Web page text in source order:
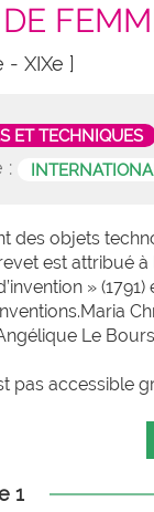
- XIXe ]
ET TECHNIQUES
:
des objets
est attribué
»
Le
pas accessible
1